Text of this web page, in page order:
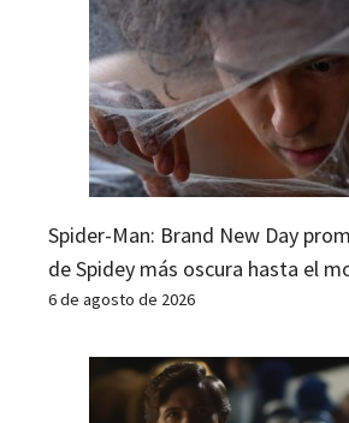
Spider-Man: Brand New Day
de Spidey más oscura hasta el
6 de agosto de 2026